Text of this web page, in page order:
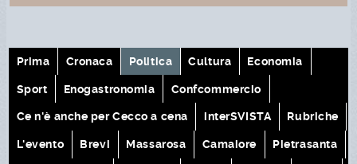
Prima Cronaca Politica Cultura Economia
Sport Enogastronomia Confcommercio
Ce n'è anche per Cecco a cena interSVISTA Rubriche
L'evento Brevi Massarosa Camaiore Pietrasanta